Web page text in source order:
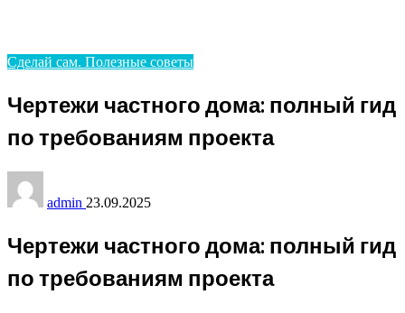
Сделай сам. Полезные советы
Чертежи частного дома: полный гид
по требованиям проекта
admin 23.09.2025
Чертежи частного дома: полный гид
по требованиям проекта